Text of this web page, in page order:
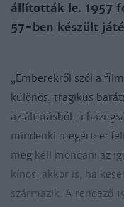
állították le. 1957
57-ben készült
„Emberekről szól a
különös, tragikus
az áltatásból, a
mindenki megértse:
meg kell mondani az
kínos, akkor is, ha
származik. A rendező